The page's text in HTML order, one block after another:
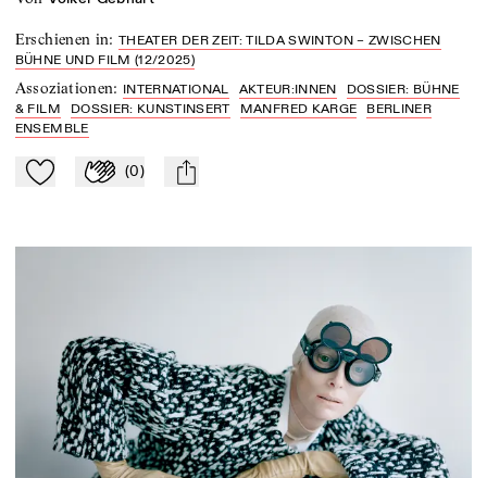
Erschienen in:THEATER DER ZEIT: TILDA SWINTON – ZWISCHEN
BÜHNE UND FILM (12/2025)
Assoziationen: INTERNATIONAL AKTEUR:INNEN
DOSSIER: BÜHNE
& FILM
DOSSIER: KUNSTINSERT MANFRED KARGE
BERLINER
ENSEMBLE
Zu Mein-TdZ hinzufügen
Applaudieren
(0) mail